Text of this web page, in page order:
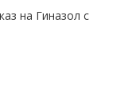
на Гиназол с